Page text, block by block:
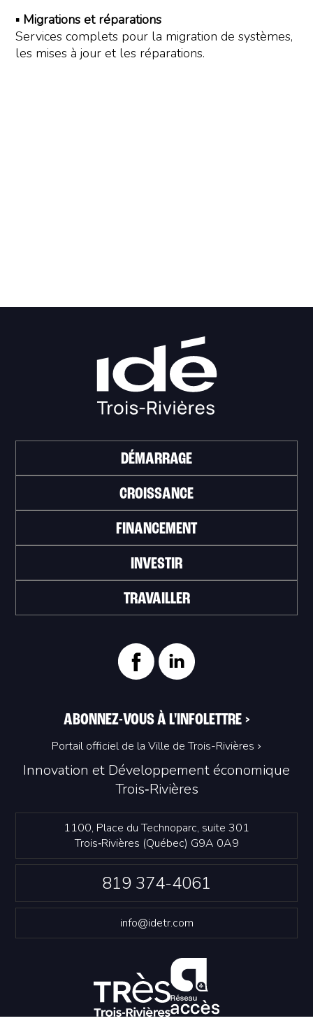
▪ Migrations et réparations
Services complets pour la migration de systèmes,
les mises à jour et les réparations.
Innovation et Développement économique
Trois‑Rivières
1100, Place du Technoparc, suite 301
Trois‑Rivières (Québec) G9A 0A9
819 374-4061
info@idetr.com
DÉMARRAGE
CROISSANCE
FINANCEMENT
INVESTIR
TRAVAILLER
ABONNEZ-VOUS À L'INFOLETTRE >
Portail officiel de la Ville de Trois-Rivières